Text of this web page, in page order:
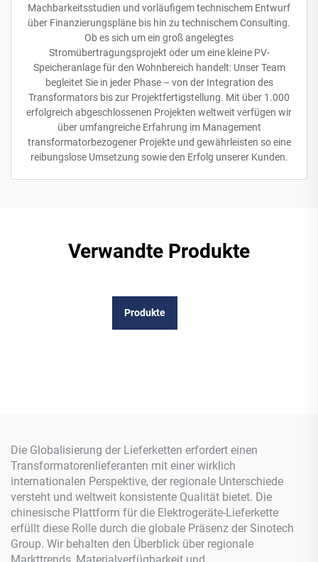
Machbarkeitsstudien und vorläufigem technischem Entwurf
über Finanzierungspläne bis hin zu technischem Consulting.
Ob es sich um ein groß angelegtes
Stromübertragungsprojekt oder um eine kleine PV-
Speicheranlage für den Wohnbereich handelt: Unser Team
begleitet Sie in jeder Phase – von der Integration des
Transformators bis zur Projektfertigstellung. Mit über 1.000
erfolgreich abgeschlossenen Projekten weltweit verfügen wir
über umfangreiche Erfahrung im Management
transformatorbezogener Projekte und gewährleisten so eine
reibungslose Umsetzung sowie den Erfolg unserer Kunden.
Verwandte Produkte
Produkte
Die Globalisierung der Lieferketten erfordert einen
Transformatorenlieferanten mit einer wirklich
internationalen Perspektive, der regionale Unterschiede
versteht und weltweit konsistente Qualität bietet. Die
chinesische Plattform für die Elektrogeräte-Lieferkette
erfüllt diese Rolle durch die globale Präsenz der Sinotech
Group. Wir behalten den Überblick über regionale